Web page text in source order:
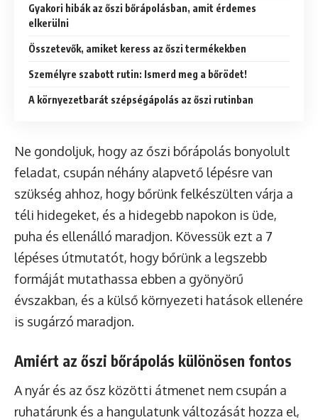
Gyakori hibák az őszi bőrápolásban, amit érdemes
elkerülni
Összetevők, amiket keress az őszi termékekben
Személyre szabott rutin: Ismerd meg a bőrödet!
A környezetbarát szépségápolás az őszi rutinban
Ne gondoljuk, hogy az őszi bőrápolás bonyolult
feladat, csupán néhány alapvető lépésre van
szükség ahhoz, hogy bőrünk felkészülten várja a
téli hidegeket, és a hidegebb napokon is üde,
puha és ellenálló maradjon. Kövessük ezt a 7
lépéses útmutatót, hogy bőrünk a legszebb
formáját mutathassa ebben a gyönyörű
évszakban, és a külső környezeti hatások ellenére
is sugárzó maradjon.
Amiért az őszi bőrápolás különösen fontos
A nyár és az ősz közötti átmenet nem csupán a
ruhatárunk és a hangulatunk változását hozza el,